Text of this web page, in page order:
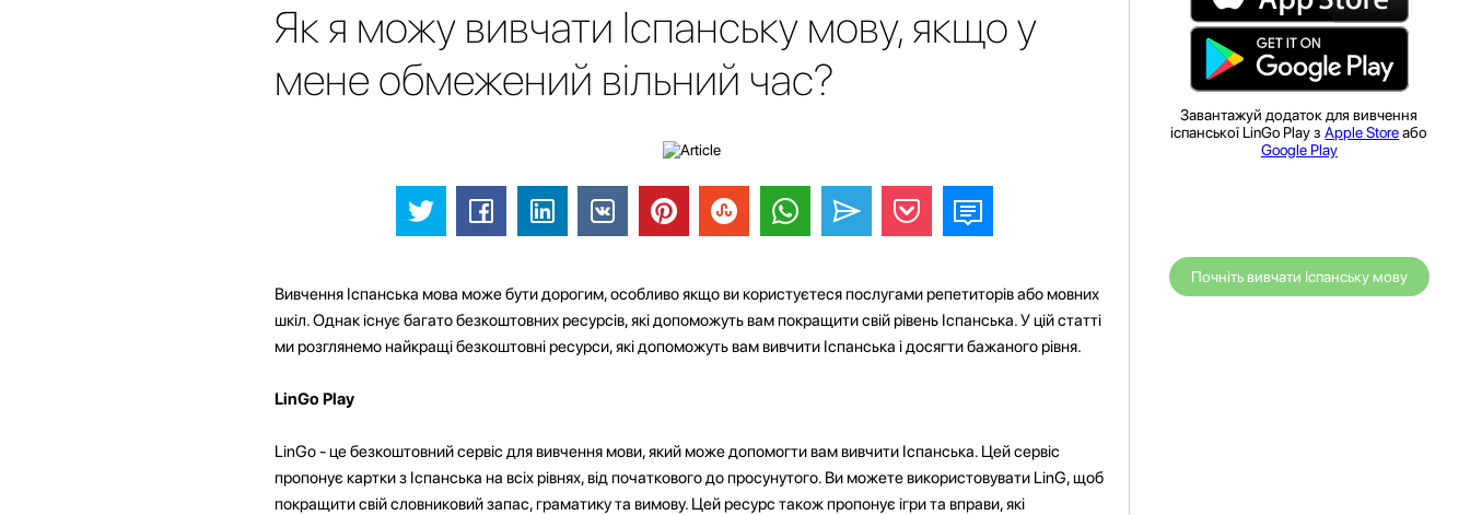
Як я можу вивчати Іспанську мову, якщо у
мене обмежений вільний час?
Вивчення Іспанська мова може бути дорогим, особливо якщо ви користуєтеся послугами репетиторів або мовних
шкіл. Однак існує багато безкоштовних ресурсів, які допоможуть вам покращити свій рівень Іспанська. У цій статті
ми розглянемо найкращі безкоштовні ресурси, які допоможуть вам вивчити Іспанська і досягти бажаного рівня.
LinGo Play
LinGo - це безкоштовний сервіс для вивчення мови, який може допомогти вам вивчити Іспанська. Цей сервіс
пропонує картки з Іспанська на всіх рівнях, від початкового до просунутого. Ви можете використовувати LinG, щоб
покращити свій словниковий запас, граматику та вимову. Цей ресурс також пропонує ігри та вправи, які
Завантажуй додаток для вивчення
іспанської LinGo Play зApple Storeабо
Google Play
Почніть вивчати Іспанську мову